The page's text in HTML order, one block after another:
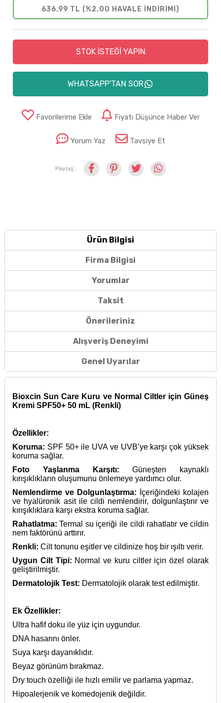
636,99 TL (%2,00 HAVALE INDIRIMI)
STOK İSTEĞİ YAPIN
WHATSAPP'TAN SOR
Favorilerime Ekle Fiyatı Düşünce Haber Ver
Yorum Yaz Tavsiye Et
Paylaş :
Ürün Bilgisi
Firma Bilgisi
Yorumlar
Taksit
Önerileriniz
Alışveriş Deneyimi
Genel Uyarılar
Bioxcin Sun Care Kuru ve Normal Ciltler için Güneş
Kremi SPF50+ 50 mL (Renkli)
Özellikler:
Koruma: SPF 50+ ile UVA ve UVB’ye karşı çok yüksek
koruma sağlar.
Foto Yaşlanma Karşıtı: Güneşten kaynaklı
kırışıklıkların oluşumunu önlemeye yardımcı olur.
Nemlendirme ve Dolgunlaştırma: İçeriğindeki kolajen
ve hyalüronik asit ile cildi nemlendirir, dolgunlaştırır ve
kırışıklıklara karşı ekstra koruma sağlar.
Rahatlatma: Termal su içeriği ile cildi rahatlatır ve cildin
nem faktörünü arttırır.
Renkli: Cilt tonunu eşitler ve cildinize hoş bir ışıltı verir.
Uygun Cilt Tipi: Normal ve kuru ciltler için özel olarak
geliştirilmiştir.
Dermatolojik Test: Dermatolojik olarak test edilmiştir.
Ek Özellikler:
Ultra hafif doku ile yüz için uygundur.
DNA hasarını önler.
Suya karşı dayanıklıdır.
Beyaz görünüm bırakmaz.
Dry touch özelliği ile hızlı emilir ve parlama yapmaz.
Hipoalerjenik ve komedojenik değildir.